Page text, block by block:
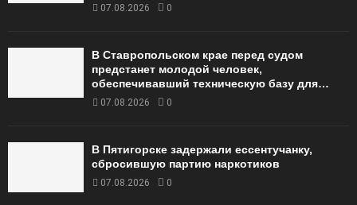
07.08.2026 0
В Ставропольском крае перед судом
предстанет молодой человек,
обеспечивавший техническую базу для…
07.08.2026 0
В Пятигорске задержали ессентучанку,
сбросившую партию наркотиков
07.08.2026 0